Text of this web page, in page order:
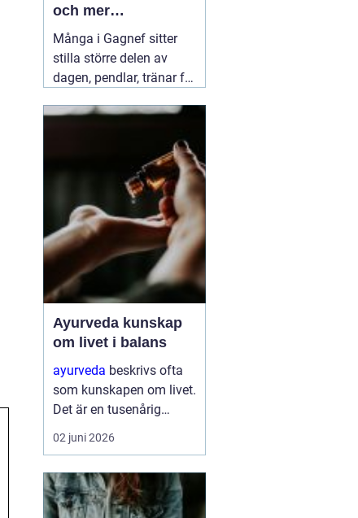
och mer
vardagsenergi
Många i Gagnef sitter
stilla större delen av
dagen, pendlar, tränar för
Axlarna kryper upp mot
värker och huvudvärken
kommer smygande på
eftermiddagen. Då börjar
många03 juli 2026
Ayurveda kunskap
om livet i balans
ayurveda beskrivs ofta
som kunskapen om livet.
Det är en tusenårig
tradition som väver
samman kropp, sinne
stället för att bara
dämpa symptom
02 juni 2026